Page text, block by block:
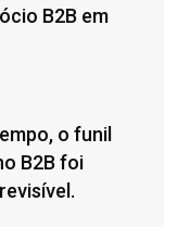
B2B em
o funil
B2B foi